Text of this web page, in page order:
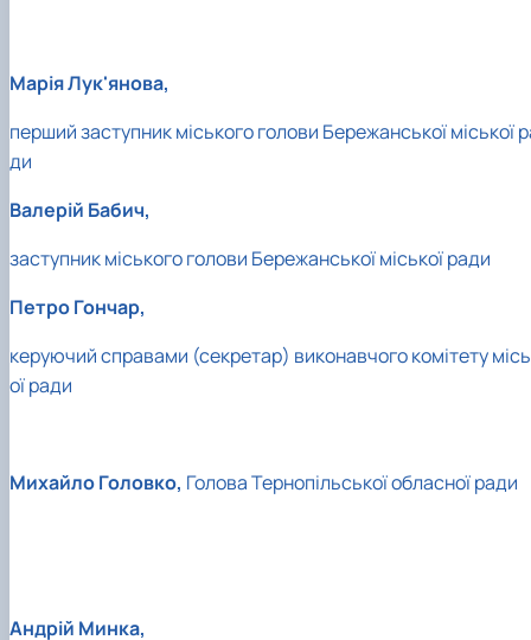
Марія Лук'янова,
перший заступник міського голови Бережанської міської
ди
Валерій Бабич,
заступник міського голови Бережанської міської ради
Петро Гончар,
керуючий справами (секретар) виконавчого комітету
ої ради
Михайло Головко, Голова Тернопільської обласної ради
Андрій Минка,